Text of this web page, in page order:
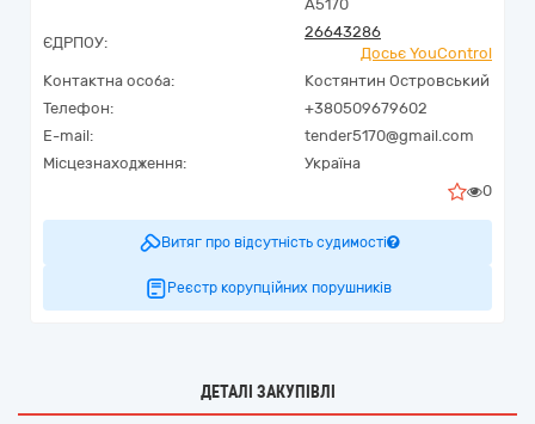
А5170
ЄДРПОУ:
26643286
Досьє YouControl
Контактна особа:
Костянтин Островський
Телефон:
+380509679602
E-mail:
tender5170@gmail.com
Місцезнаходження:
Україна
0
Витяг про відсутність судимості
Реєстр корупційних порушників
ДЕТАЛІ ЗАКУПІВЛІ